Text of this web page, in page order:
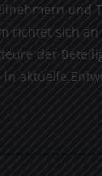
und
richtet sich
der
aktuelle